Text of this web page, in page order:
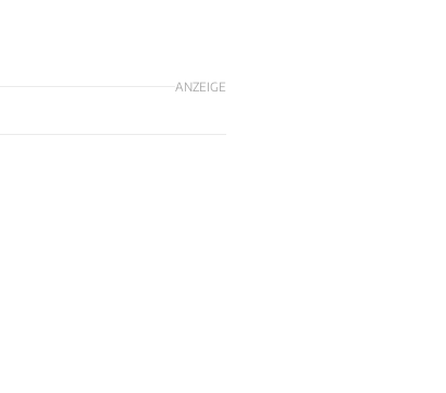
ANZEIGE